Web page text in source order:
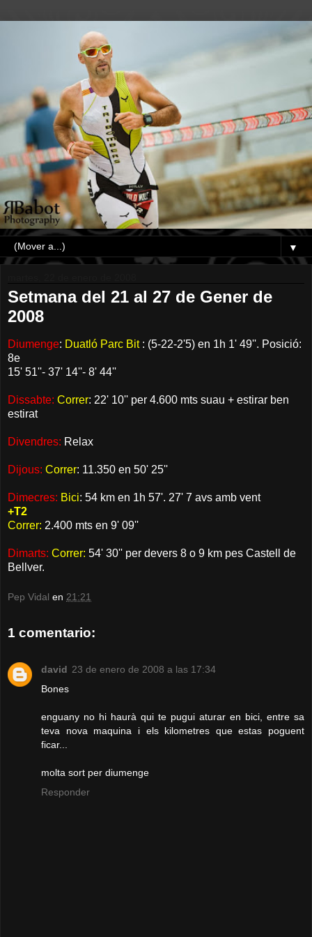
▼
Setmana del 21 al 27 de Gener de
2008
Diumenge: Duatló Parc Bit: (5-22-2'5) en 1h 1' 49''. Posició:
8e
15' 51''- 37' 14''- 8' 44''
Dissabte: Correr: 22' 10'' per 4.600 mts suau + estirar ben
estirat
Divendres: Relax
Dijous: Correr: 11.350 en 50' 25''
Dimecres: Bici: 54 km en 1h 57'. 27' 7 avs amb vent
+T2
Correr: 2.400 mts en 9' 09''
Dimarts: Correr: 54' 30'' per devers 8 o 9 km pes Castell de
Bellver.
Pep Vidal en 21:21
1 comentario:
david 23 de enero de 2008 a las 17:34
Bones
enguany no hi haurà qui te pugui aturar en bici, entre sa
teva nova maquina i els kilometres que estas poguent
ficar...
molta sort per diumenge
Responder